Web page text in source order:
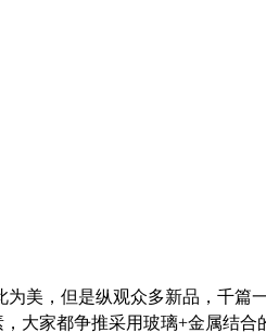
美，但是纵观众多新品，千篇
大家都争推采用玻璃+金属结